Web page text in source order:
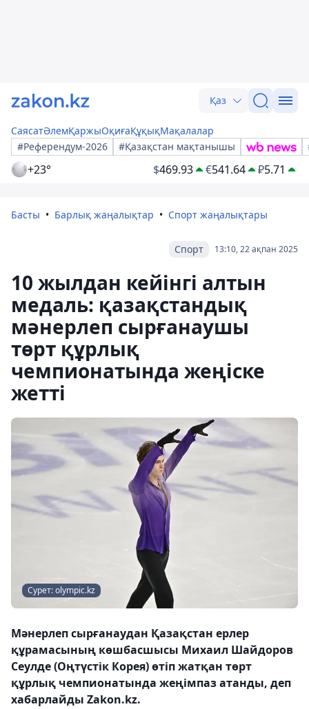
Қаз
СаясатӘлемҚаржыОқиғаҚұқықМақалалар
#Референдум-2026
#Қазақстан мақтанышы
+23° $469.93 €541.64 ₽5.71
Басты Барлық жаңалықтар Спорт жаңалықтары
13:10, 22 ақпан 2025
Спорт
10 жылдан кейінгі алтын
медаль: қазақстандық
мәнерлеп сырғанаушы
төрт құрлық
чемпионатында жеңіске
жетті
Сурет: olympic.kz
Мәнерлеп сырғанаудан Қазақстан ерлер
құрамасының көшбасшысы Михаил Шайдоров
Сеулде (Оңтүстік Корея) өтіп жатқан төрт
құрлық чемпионатында жеңімпаз атанды, деп
хабарлайды Zakon.kz.